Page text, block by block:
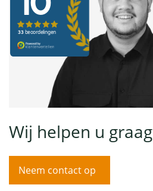
Wij helpen u graag
Neem contact op